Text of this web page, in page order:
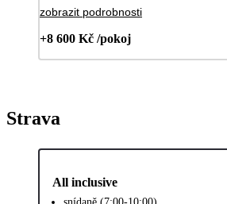
zobrazit podrobnosti
+8 600 Kč /pokoj
Strava
All inclusive